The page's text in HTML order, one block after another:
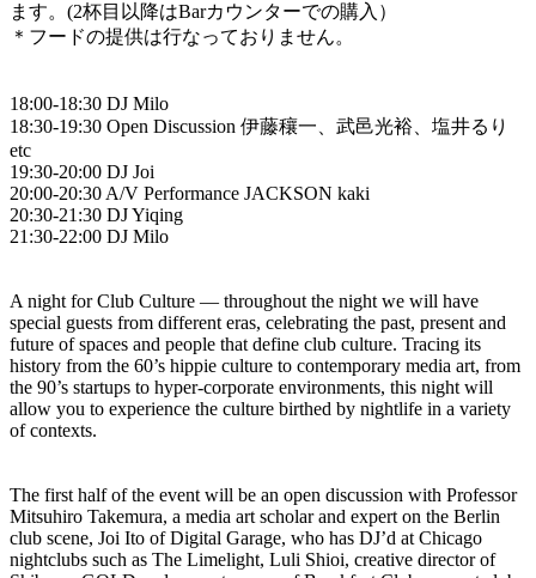
ます。(2杯目以降はBarカウンターでの購入）
​＊フードの提供は行なっておりません。
​18:00-18:30 DJ Milo
18:30-19:30 Open Discussion 伊藤穰一、武邑光裕、塩井るり
etc
19:30-20:00 DJ Joi
20:00-20:30 A/V Performance JACKSON kaki
20:30-21:30 DJ Yiqing
21:30-22:00 DJ Milo
​A night for Club Culture — throughout the night we will have
special guests from different eras, celebrating the past, present and
future of spaces and people that define club culture. Tracing its
history from the 60’s hippie culture to contemporary media art, from
the 90’s startups to hyper-corporate environments, this night will
allow you to experience the culture birthed by nightlife in a variety
of contexts.
​The first half of the event will be an open discussion with Professor
Mitsuhiro Takemura, a media art scholar and expert on the Berlin
club scene, Joi Ito of Digital Garage, who has DJ’d at Chicago
nightclubs such as The Limelight, Luli Shioi, creative director of